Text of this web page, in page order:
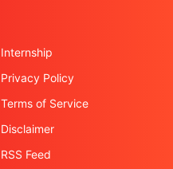
Internship
Privacy Policy
Terms of Service
Disclaimer
RSS Feed